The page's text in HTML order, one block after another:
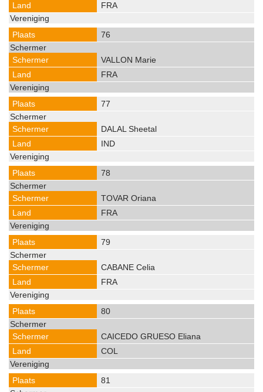
FRA
76
VALLON Marie
FRA
77
DALAL Sheetal
IND
78
TOVAR Oriana
FRA
79
CABANE Celia
FRA
80
CAICEDO GRUESO Eliana
COL
81